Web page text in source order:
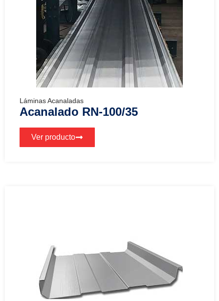
Láminas Acanaladas
Acanalado RN-100/35
Ver producto